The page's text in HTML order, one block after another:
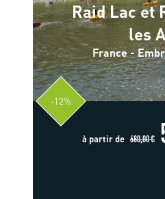
Raid Lac et
les
France -
-12%
à partir de 680,00 €